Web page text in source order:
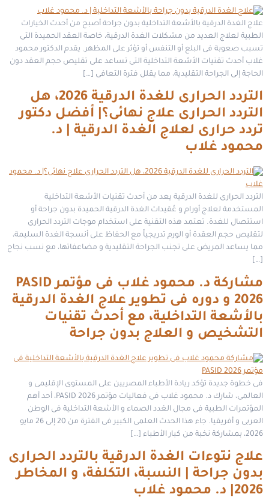
علاج الغدة الدرقية بالأشعة التداخلية بدون جراحة أصبح من أحدث الخيارات
الطبية لعلاج العديد من مشكلات الغدة الدرقية، خاصة العقد الحميدة التى
تسبب صعوبة فى البلع أو التنفس أو تؤثر على المظهر. يقدم الدكتور محمود
غلاب أحدث تقنيات الأشعة التداخلية التى تساعد على تقليص حجم العقد دون
الحاجة إلى الجراحة التقليدية، مما يقلل فترة التعافى […]
التردد الحرارى للغدة الدرقية 2026، هل
التردد الحرارى علاج نهائى؟| أفضل دكتور
تردد حرارى لعلاج الغدة الدرقية | د.
محمود غلاب
التردد الحرارى للغدة الدرقية يعد من أحدث تقنيات الأشعة التداخلية
المستخدمة لعلاج أورام و عُقيدات الغدة الدرقية الحميدة بدون جراحة أو
استئصال للغدة. تعتمد هذه التقنية على استخدام موجات التردد الحرارى
لتقليص حجم العقدة أو الورم تدريجياً مع الحفاظ على أنسجة الغدة السليمة،
مما يساعد المريض على تجنب الجراحة التقليدية و مضاعفاتها، مع نسب نجاح
[…]
مشاركة د. محمود غلاب فى مؤتمر PASID
2026 و دوره فى تطوير علاج الغدة الدرقية
بالأشعة التداخلية، مع أحدث تقنيات
التشخيص و العلاج بدون جراحة
فى خطوة جديدة تؤكد ريادة الأطباء المصريين على المستوى الإقليمى و
العالمى، شارك د. محمود غلاب فى فعاليات مؤتمر PASID 2026، أحد أهم
المؤتمرات الطبية فى مجال الغدد الصماء و الأشعة التداخلية فى الوطن
العربى و أفريقيا. جاء هذا الحدث العلمى الكبير فى الفترة من 20 إلى 26 مايو
2026، بمشاركة نخبة من كبار الأطباء […]
علاج نتوءات الغدة الدرقية بالتردد الحرارى
بدون جراحة | النسبة، التكلفة، و المخاطر
2026| د. محمود غلاب